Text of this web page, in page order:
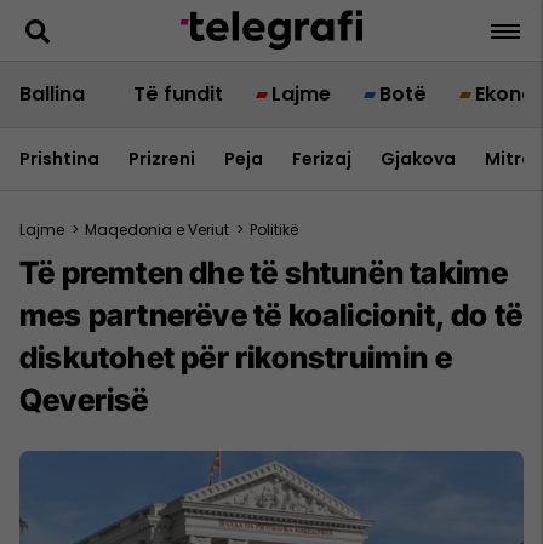
Ballina Të fundit Lajme Botë
Prishtina Prizreni Peja Ferizaj Gjakova
Lajme > Maqedonia e Veriut > Politikë
Të premten dhe të shtunën takime
mes partnerëve të koalicionit, do të
diskutohet për rikonstruimin e
Qeverisë